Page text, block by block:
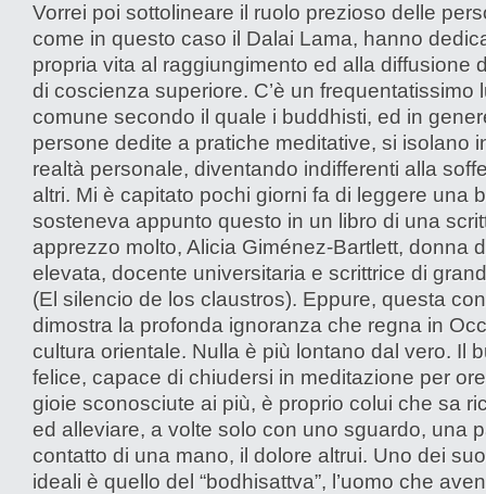
Vorrei poi sottolineare il ruolo prezioso delle
come in questo caso il Dalai Lama, hanno
propria vita al raggiungimento ed alla diffusione
di coscienza superiore. C’è un frequentatissimo
comune secondo il quale i buddhisti, ed in
persone dedite a pratiche meditative, si isolano
realtà personale, diventando indifferenti alla
altri. Mi è capitato pochi giorni fa di leggere una
sosteneva appunto questo in un libro di una
apprezzo molto, Alicia Giménez-Bartlett, donna
elevata, docente universitaria e scrittrice di
(El silencio de los claustros). Eppure, questa
dimostra la profonda ignoranza che regna in
cultura orientale. Nulla è più lontano dal vero. Il
felice, capace di chiudersi in meditazione per
gioie sconosciute ai più, è proprio colui che sa
ed alleviare, a volte solo con uno sguardo, una
contatto di una mano, il dolore altrui. Uno dei
ideali è quello del “bodhisattva”, l’uomo che